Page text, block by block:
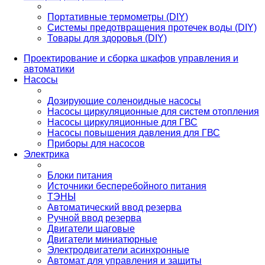
Портативные термометры (DIY)
Системы предотвращения протечек воды (DIY)
Товары для здоровья (DIY)
Проектирование и сборка шкафов управления и
автоматики
Насосы
Дозирующие соленоидные насосы
Насосы циркуляционные для систем отопления
Насосы циркуляционные для ГВС
Насосы повышения давления для ГВС
Приборы для насосов
Электрика
Блоки питания
Источники бесперебойного питания
ТЭНЫ
Автоматический ввод резерва
Ручной ввод резерва
Двигатели шаговые
Двигатели миниатюрные
Электродвигатели асинхронные
Автомат для управления и защиты